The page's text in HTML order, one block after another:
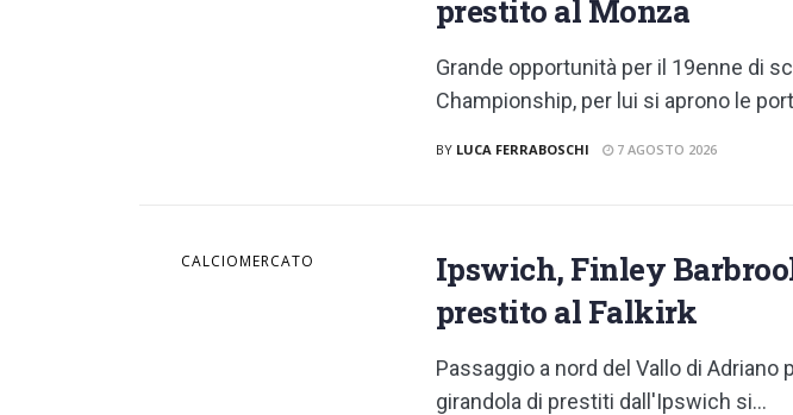
prestito al Monza
Grande opportunità per il 19enne di
Championship, per lui si aprono le
BY LUCA FERRABOSCHI 7 AGOSTO 2026
CALCIOMERCATO
Ipswich, Finley
prestito al Falkirk
Passaggio a nord del Vallo di
girandola di prestiti dall'Ipswich si...